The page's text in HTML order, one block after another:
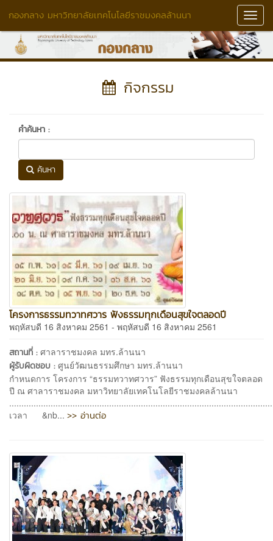
กองกลาง มหาวิทยาลัยเทคโนโลยีราชมงคลล้านนา
กิจกรรม
คำค้นหา :
ค้นหา
โครงการธรรมทวาทศวาร ฟังธรรมทุกเดือนสุขใจตลอดปี
พฤหัสบดี 16 สิงหาคม 2561 - พฤหัสบดี 16 สิงหาคม 2561
สถานที่ : ศาลาราชมงคล มทร.ล้านนา
ผู้รับผิดชอบ : ศูนย์วัฒนธรรมศึกษา มทร.ล้านนา
กำหนดการ โครงการ “ธรรมทวาทศวาร” ฟังธรรมทุกเดือนสุขใจตลอด
ปี ณ ศาลาราชมงคล มหาวิทยาลัยเทคโนโลยีราชมงคลล้านนา
เวลา &nb... >> อ่านต่อ